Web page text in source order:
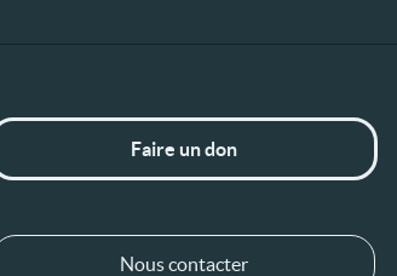
Faire un don
Nous contacter